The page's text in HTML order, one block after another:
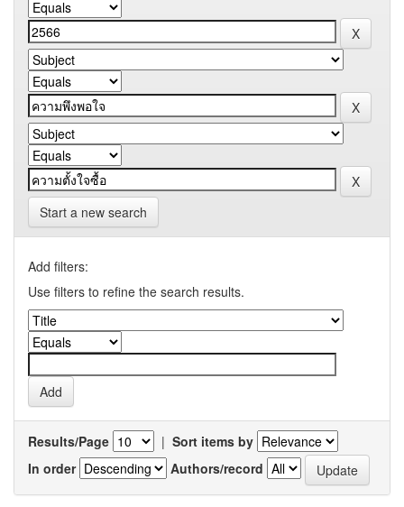
Start a new search
Add filters:
Use filters to refine the search results.
Results/Page | Sort items by
In order
Authors/record